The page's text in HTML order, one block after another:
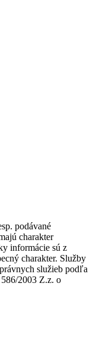
podávané
charakter
informácie sú z
charakter. Služby
služieb podľa
2003 Z.z. o